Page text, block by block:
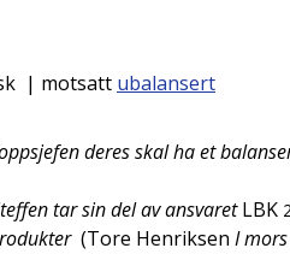
| motsatt ubalansert
deres skal ha et
tar sin del av ansvaret LBK
(Tore Henriksen I